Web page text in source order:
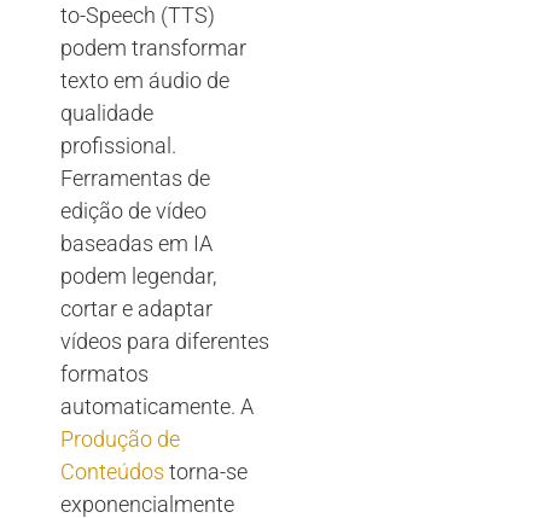
to-Speech (TTS)
podem transformar
texto em áudio de
qualidade
profissional.
Ferramentas de
edição de vídeo
baseadas em IA
podem legendar,
cortar e adaptar
vídeos para diferentes
formatos
automaticamente. A
Produção de
Conteúdos torna-se
exponencialmente